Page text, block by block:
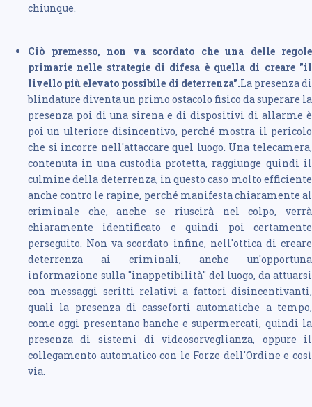
chiunque.
Ciò premesso, non va scordato che una delle regole
primarie nelle strategie di difesa è quella di creare "il
livello più elevato possibile di deterrenza".La presenza di
blindature diventa un primo ostacolo fisico da superare la
presenza poi di una sirena e di dispositivi di allarme è
poi un ulteriore disincentivo, perché mostra il pericolo
che si incorre nell'attaccare quel luogo. Una telecamera,
contenuta in una custodia protetta, raggiunge quindi il
culmine della deterrenza, in questo caso molto efficiente
anche contro le rapine, perché manifesta chiaramente al
criminale che, anche se riuscirà nel colpo, verrà
chiaramente identificato e quindi poi certamente
perseguito. Non va scordato infine, nell'ottica di creare
deterrenza ai criminali, anche un'opportuna
informazione sulla "inappetibilità" del luogo, da attuarsi
con messaggi scritti relativi a fattori disincentivanti,
quali la presenza di casseforti automatiche a tempo,
come oggi presentano banche e supermercati, quindi la
presenza di sistemi di videosorveglianza, oppure il
collegamento automatico con le Forze dell'Ordine e così
via.